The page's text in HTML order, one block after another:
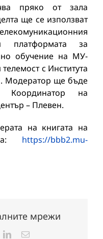
пряко от зала
ще се използват
платформата за
обучение на МУ-
с Института
Модератор ще бъде
Координатор на
– Плевен.
на книгата на
https://bbb2.mu-
мрежи
LinkedInЕлектронна